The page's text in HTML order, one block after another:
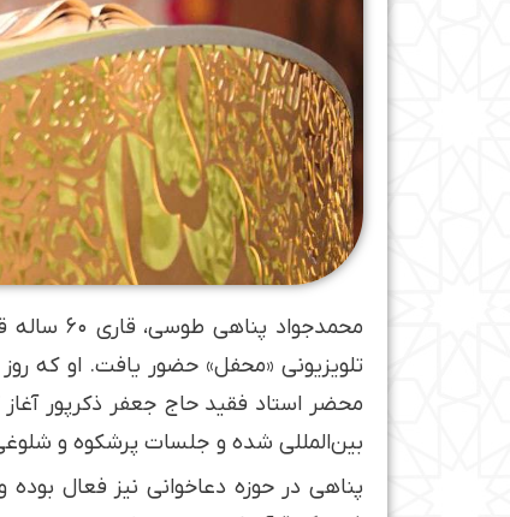
محضر استاد فقید حاج جعفر ذکرپور
بین‌المللی شده و جلسات پرشکوه و